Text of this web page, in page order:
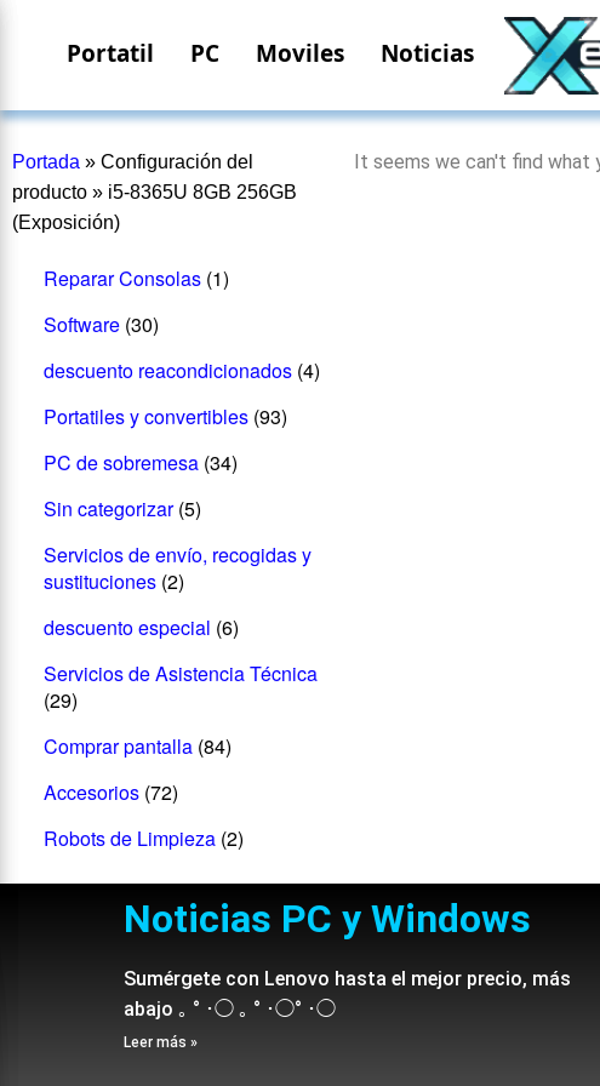
Portatil PC Moviles Noticias
Portada » Configuración del
producto » i5-8365U 8GB 256GB
(Exposición)
Reparar Consolas (1)
Software (30)
descuento reacondicionados (4)
Portatiles y convertibles (93)
PC de sobremesa (34)
Sin categorizar (5)
Servicios de envío, recogidas y
sustituciones (2)
descuento especial (6)
Servicios de Asistencia Técnica
(29)
Comprar pantalla (84)
Accesorios (72)
Robots de Limpieza (2)
It seems we can't find what
Noticias PC y Windows
Sumérgete con Lenovo hasta el mejor precio, más
abajo ｡ ° ･◯ ｡ ° ･◯° ･◯
Leer más »